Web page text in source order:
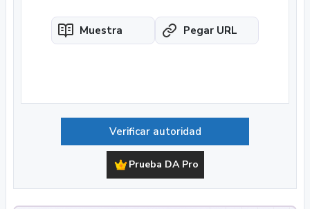
Muestra Pegar URL
Verificar autoridad
Prueba DA Pro